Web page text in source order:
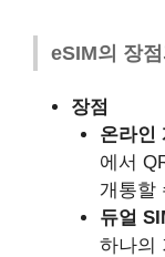
eSIM의 장점
장점
온라인
에서
개통할
듀얼
하나의